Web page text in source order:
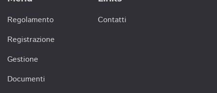
Regolamento
Registrazione
Gestione
Documenti
Contatti